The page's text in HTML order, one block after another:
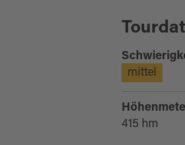
mittel
415 hm